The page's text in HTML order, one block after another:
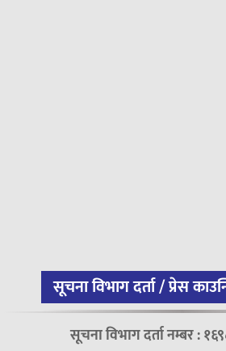
सूचना विभाग दर्ता / प्रेस
सूचना विभाग दर्ता नम्बर :